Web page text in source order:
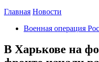
Главная Новости
Военная операция
В Харькове на